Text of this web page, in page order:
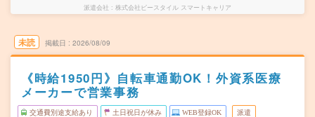
派遣会社 株式会社ビースタイル スマートキャリア
未読 掲載日 2026/08/09
《時給1950円》自転車通勤OK！外資系医療
メーカーで営業事務
交通費別途支給あり 土日祝日が休み WEB登録OK 派遣